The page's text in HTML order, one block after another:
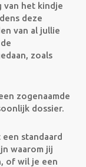
van het kindje
deze
van al jullie
zoals
zogenaamde
dossier.
standaard
waarom jij
of wil je een